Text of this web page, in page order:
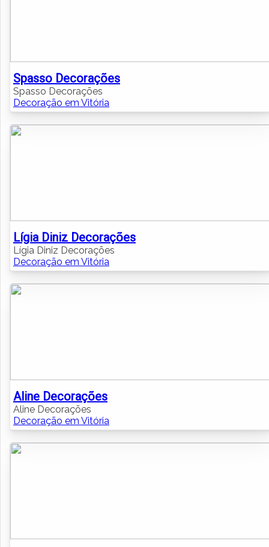
Spasso Decorações
Spasso Decorações
Decoração em Vitória
Lígia Diniz Decorações
Lígia Diniz Decorações
Decoração em Vitória
Aline Decorações
Aline Decorações
Decoração em Vitória